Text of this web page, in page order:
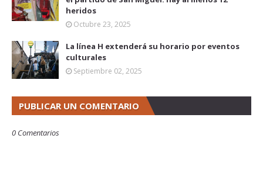
heridos
Octubre 23, 2025
La línea H extenderá su horario por eventos
culturales
Septiembre 02, 2025
PUBLICAR UN COMENTARIO
0 Comentarios